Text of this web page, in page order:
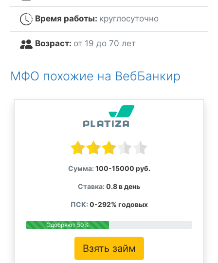
Время работы: круглосуточно
Возраст: от 19 до 70 лет
МФО похожие на ВебБанкир
Сумма: 100-15000 руб.
Ставка: 0.8 в день
ПСК: 0-292% годовых
Одобряют 50%
Взять займ